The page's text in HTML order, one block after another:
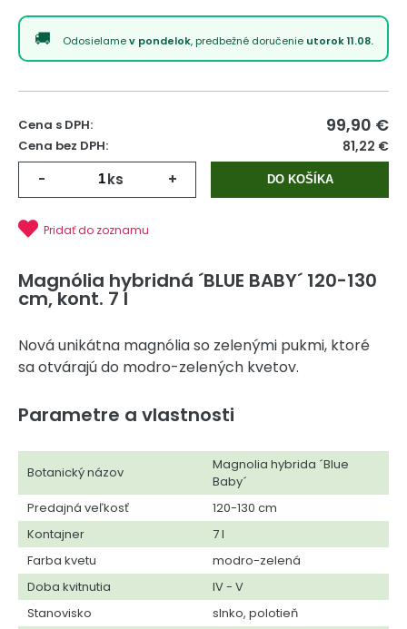
Odosielamev pondelok, predbežné doručenie utorok 11.08.
Cena s DPH: 99,90 €
Cena bez DPH: 81,22 €
- ks + DO KOŠÍKA
Pridať do zoznamu
Magnólia hybridná ´BLUE BABY´ 120-130
cm, kont. 7 l
Nová unikátna magnólia so zelenými pukmi, ktoré
sa otvárajú do modro-zelených kvetov.
Parametre a vlastnosti
Botanický názov
Magnolia hybrida ´Blue
Baby´
Predajná veľkosť
120-130 cm
Kontajner
7 l
Farba kvetu
modro-zelená
Doba kvitnutia
IV - V
Stanovisko
slnko, polotieň